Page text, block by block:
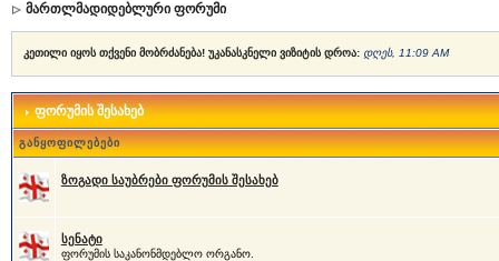
მართლმადიდებლური ფორუმი
კეთილი იყოს თქვენი მობრძანება! უკანასკნელი ვიზიტის დროა: დღეს, 11:09 AM
ფორუმის შესახებ
განყოფილებები
ზოგადი საუბრები ფორუმის შესახებ
სენატი
ფორუმის საკანონმდებლო ორგანო.